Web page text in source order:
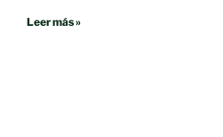
Leer más »